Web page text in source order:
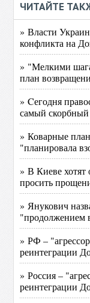
ЧИТАЙТЕ
» Власти
конфликта на
» "Мелкими
план
» Cегодня
самый скорбный
» Коварные
"планировала
» В Киеве хотят
просить
» Янукович
"продолжением
» РФ –
реинтеграции
» Россия –
реинтеграции